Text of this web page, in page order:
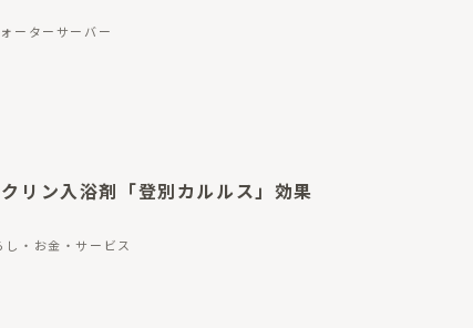
ーターサーバー
クリン入浴剤「登別カルルス」効果
し・お金・サービス